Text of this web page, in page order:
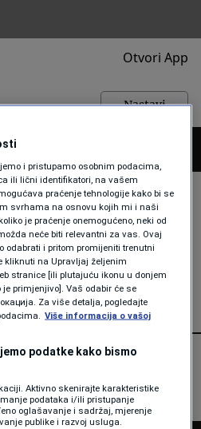
Otvori App
Nastavi
i pristupamo osobnim podacima,
ili lični identifikatori, na vašem
praćenje tehnologije kako bi se
svrhama na osnovu kojih mi i naši
je praćenje onemogućeno, neki od
neće biti relevantni za vas. Ovaj
odabrati i pritom promijeniti trenutni
kliknuti na Upravljaj željenim
stranice [ili plutajuću ikonu u donjem
primjenjivo]. Vaš odabir će se
Za više detalja, pogledajte
Više informacija o vašoj
podatke kako bismo
Aktivno skenirajte karakteristike
podataka i/ili pristupanje
oglašavanje i sadržaj, mjerenje
publike i razvoj usluga.